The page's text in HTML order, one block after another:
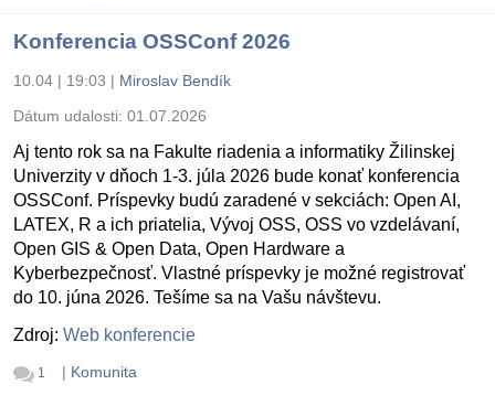
Konferencia OSSConf 2026
10.04 | 19:03 | Miroslav Bendík
Dátum udalosti: 01.07.2026
Aj tento rok sa na Fakulte riadenia a informatiky Žilinskej
Univerzity v dňoch 1-3. júla 2026 bude konať konferencia
OSSConf. Príspevky budú zaradené v sekciách: Open AI,
LATEX, R a ich priatelia, Vývoj OSS, OSS vo vzdelávaní,
Open GIS & Open Data, Open Hardware a
Kyberbezpečnosť. Vlastné príspevky je možné registrovať
do 10. júna 2026. Tešíme sa na Vašu návštevu.
Zdroj: Web konferencie
1 | Komunita